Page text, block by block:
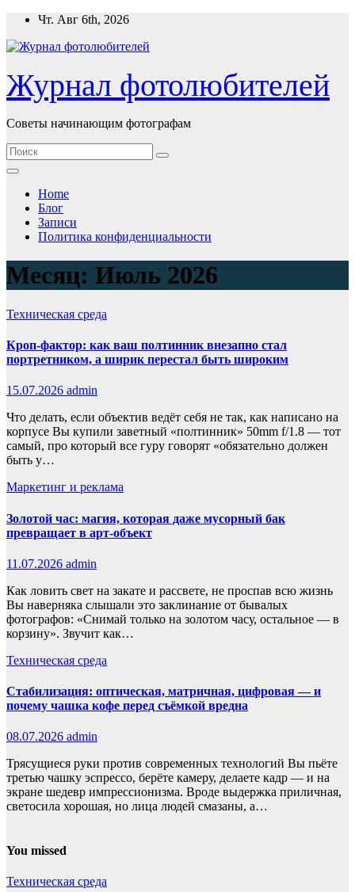
Перейти
содержимому
Чт. Авг 6th, 2026
Журнал фотолюбителей
Советы начинающим фотографам
Home
Блог
Записи
Политика конфиденциальности
Месяц: Июль 2026
Техническая среда
Кроп-фактор: как ваш полтинник внезапно стал
портретником, а ширик перестал быть широким
15.07.2026 admin
Что делать, если объектив ведёт себя не так, как написано на
корпусе Вы купили заветный «полтинник» 50mm f/1.8 — тот
самый, про который все гуру говорят «обязательно должен
быть у…
Маркетинг и реклама
Золотой час: магия, которая даже мусорный бак
превращает в арт-объект
11.07.2026 admin
Как ловить свет на закате и рассвете, не проспав всю жизнь
Вы наверняка слышали это заклинание от бывалых
фотографов: «Снимай только на золотом часу, остальное — в
корзину». Звучит как…
Техническая среда
Стабилизация: оптическая, матричная, цифровая — и
почему чашка кофе перед съёмкой вредна
08.07.2026 admin
Трясущиеся руки против современных технологий Вы пьёте
третью чашку эспрессо, берёте камеру, делаете кадр — и на
экране шедевр импрессионизма. Вроде выдержка приличная,
светосила хорошая, но лица людей смазаны, а…
You missed
Техническая среда